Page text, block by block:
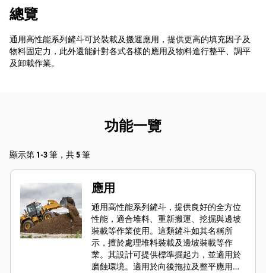
總覽
通用高性能系列鏟斗可於裝載及搬運應用，提供更高的填充因子及
物料固定力，此外還能針對各式各樣的應用及物料進行整平、調平
及卸載作業。
功能一覽
顯示第 1-3 筆，共 5 筆
應用
通用高性能系列鏟斗，提供良好的全方位
性能，適合堆料、重新搬運、挖掘與邊坡
裝載等作業使用。這類鏟斗如其名稱所
示，擅於處理堆料裝載及邊坡裝載等作
業。其設計可提供標準掘起力，並適用於
磨蝕環境。適用於向後拖拉及整平應用。